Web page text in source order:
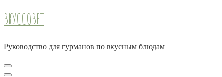
ВКУССОВЕТ
Руководство для гурманов по вкусным блюдам